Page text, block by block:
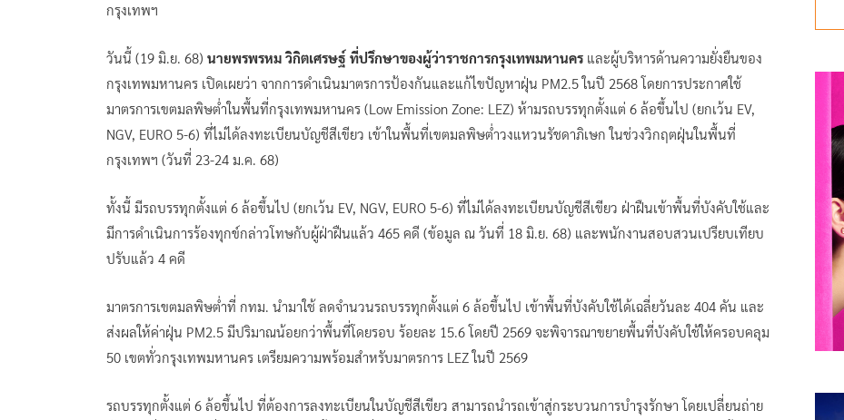
กรุงเทพฯ
วันนี้ (19 มิ.ย. 68) นายพรพรหม วิกิตเศรษฐ์ ที่ปรึกษาของผู้ว่าราชการกรุงเทพมหานคร และผู้บริหารด้านความยั่งยืนของ
กรุงเทพมหานคร เปิดเผยว่า จากการดำเนินมาตรการป้องกันและแก้ไขปัญหาฝุ่น PM2.5 ในปี 2568 โดยการประกาศใช้
มาตรการเขตมลพิษต่ำในพื้นที่กรุงเทพมหานคร (Low Emission Zone: LEZ) ห้ามรถบรรทุกตั้งแต่ 6 ล้อขึ้นไป (ยกเว้น EV,
NGV, EURO 5-6) ที่ไม่ได้ลงทะเบียนบัญชีสีเขียว เข้าในพื้นที่เขตมลพิษต่ำวงแหวนรัชดาภิเษก ในช่วงวิกฤตฝุ่นในพื้นที่
กรุงเทพฯ (วันที่ 23-24 ม.ค. 68)
ทั้งนี้ มีรถบรรทุกตั้งแต่ 6 ล้อขึ้นไป (ยกเว้น EV, NGV, EURO 5-6) ที่ไม่ได้ลงทะเบียนบัญชีสีเขียว ฝ่าฝืนเข้าพื้นที่บังคับใช้และ
มีการดำเนินการร้องทุกข์กล่าวโทษกับผู้ฝ่าฝืนแล้ว 465 คดี (ข้อมูล ณ วันที่ 18 มิ.ย. 68) และพนักงานสอบสวนเปรียบเทียบ
ปรับแล้ว 4 คดี
มาตรการเขตมลพิษต่ำที่ กทม. นำมาใช้ ลดจำนวนรถบรรทุกตั้งแต่ 6 ล้อขึ้นไป เข้าพื้นที่บังคับใช้ได้เฉลี่ยวันละ 404 คัน และ
ส่งผลให้ค่าฝุ่น PM2.5 มีปริมาณน้อยกว่าพื้นที่โดยรอบ ร้อยละ 15.6 โดยปี 2569 จะพิจารณาขยายพื้นที่บังคับใช้ให้ครอบคลุม
50 เขตทั่วกรุงเทพมหานคร เตรียมความพร้อมสำหรับมาตรการ LEZ ในปี 2569
รถบรรทุกตั้งแต่ 6 ล้อขึ้นไป ที่ต้องการลงทะเบียนในบัญชีสีเขียว สามารถนำรถเข้าสู่กระบวนการบำรุงรักษา โดยเปลี่ยนถ่าย